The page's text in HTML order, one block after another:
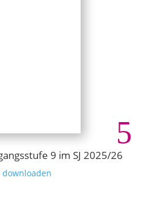
9 im SJ 2025/26
downloaden